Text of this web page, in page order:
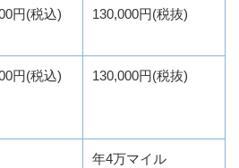
円(税込) 130,000円(税抜)
円(税込) 130,000円(税抜)
年4万マイル